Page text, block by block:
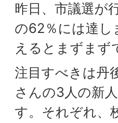
昨日、市議選が
の62％には達し
えるとまずまず
注目すべきは丹
さんの3人の新
す。それぞれ、